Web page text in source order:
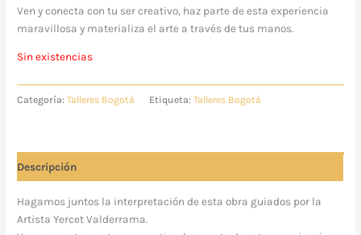
Ven y conecta con tu ser creativo, haz parte de esta experiencia
maravillosa y materializa el arte a través de tus manos.
Sin existencias
Categoría:Talleres Bogotá Etiqueta:Talleres Bogotá
Descripción
Hagamos juntos la interpretación de esta obra guiados por la
Artista Yercet Valderrama.